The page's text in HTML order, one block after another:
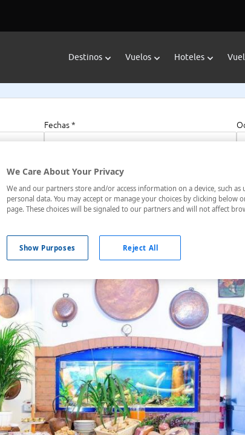
Destinos Vuelos Hoteles
Fechas *
Lucca, Italia
We Care About Your Privacy
We and our partners store and/or access information on a device, such as
personal data. You may accept or manage your choices by clicking below
page. These choices will be signaled to our partners and will not affect
Show Purposes Reject All